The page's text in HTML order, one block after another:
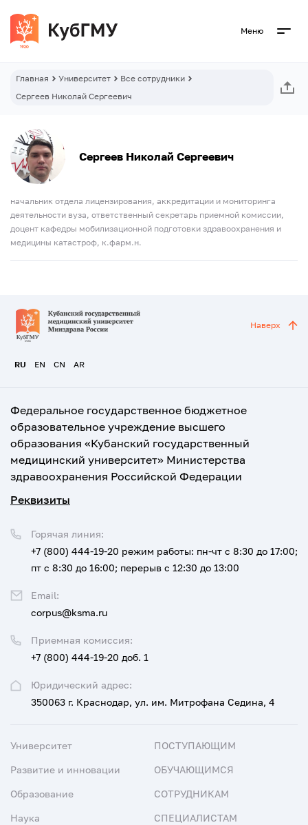
Меню
Главная Университет
Все сотрудники
Сергеев Николай Сергеевич
Сергеев Николай Сергеевич
начальник отдела лицензирования, аккредитации и мониторинга
деятельности вуза, ответственный секретарь приемной комиссии,
доцент кафедры мобилизационной подготовки здравоохранения и
медицины катастроф, к.фарм.н.
RU EN CN AR
Наверх
Федеральное государственное бюджетное
образовательное учреждение высшего
образования «Кубанский государственный
медицинский университет» Министерства
здравоохранения Российской Федерации
Реквизиты
Юридический адрес:
350063 г. Краснодар, ул. им. Митрофана Седина, 4
Приемная комиссия:
+7 (800) 444-19-20 доб. 1
Горячая линия:
+7 (800) 444-19-20 режим работы: пн-чт с 8:30 до 17:00;
пт с 8:30 до 16:00; перерыв с 12:30 до 13:00
Email:
corpus@ksma.ru
Университет
Развитие и инновации
Образование
Наука
ПОСТУПАЮЩИМ
ОБУЧАЮЩИМСЯ
СОТРУДНИКАМ
СПЕЦИАЛИСТАМ